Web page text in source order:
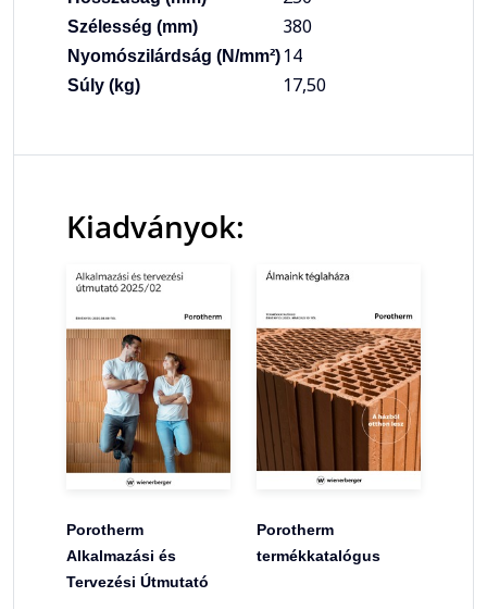
Szélesség (mm) 380
Nyomószilárdság (N/mm²) 14
Súly (kg) 17,50
Kiadványok:
Porotherm
Alkalmazási és
Tervezési Útmutató
Porotherm
termékkatalógus